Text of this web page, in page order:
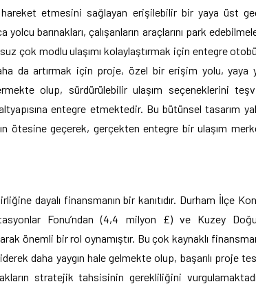
etmesini sağlayan erişilebilir bir yaya üst
yolcu barınakları, çalışanların araçlarını park
çok modlu ulaşımı kolaylaştırmak için entegre
da artırmak için proje, özel bir erişim yolu, yaya
olup, sürdürülebilir ulaşım seçeneklerini
entegre etmektedir. Bu bütünsel tasarım
ötesine geçerek, gerçekten entegre bir ulaşım
dayalı finansmanın bir kanıtıdır. Durham İlçe
Fonu’ndan (4,4 milyon £) ve Kuzey
önemli bir rol oynamıştır. Bu çok kaynaklı
daha yaygın hale gelmekte olup, başarılı proje
stratejik tahsisinin gerekliliğini